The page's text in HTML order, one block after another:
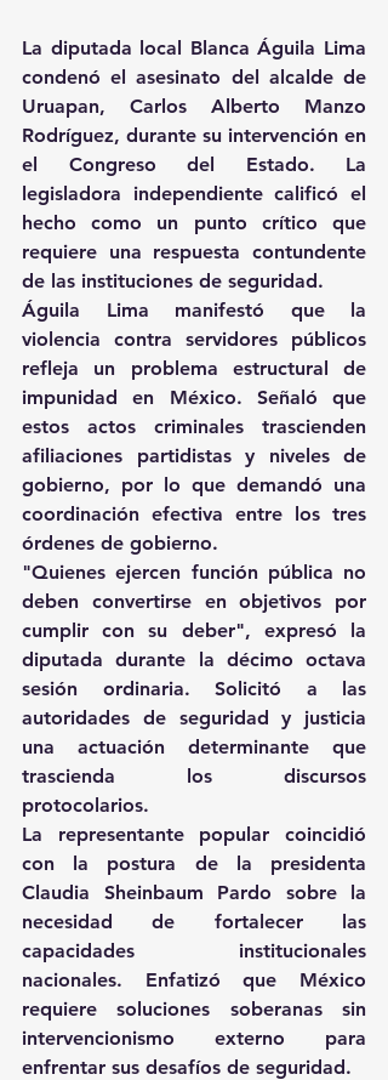
La diputada local Blanca Águila Lima
condenó el asesinato del alcalde de
Uruapan, Carlos Alberto Manzo
Rodríguez, durante su intervención en
el Congreso del Estado. La
legisladora independiente calificó el
hecho como un punto crítico que
requiere una respuesta contundente
de las instituciones de seguridad.
Águila Lima manifestó que la
violencia contra servidores públicos
refleja un problema estructural de
impunidad en México. Señaló que
estos actos criminales trascienden
afiliaciones partidistas y niveles de
gobierno, por lo que demandó una
coordinación efectiva entre los tres
órdenes de gobierno.
"Quienes ejercen función pública no
deben convertirse en objetivos por
cumplir con su deber", expresó la
diputada durante la décimo octava
sesión ordinaria. Solicitó a las
autoridades de seguridad y justicia
una actuación determinante que
trascienda los discursos
protocolarios.
La representante popular coincidió
con la postura de la presidenta
Claudia Sheinbaum Pardo sobre la
necesidad de fortalecer las
capacidades institucionales
nacionales. Enfatizó que México
requiere soluciones soberanas sin
intervencionismo externo para
enfrentar sus desafíos de seguridad.